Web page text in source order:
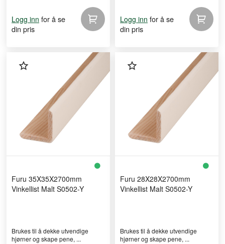
Logg inn for å se
din pris
Logg inn for å se
din pris
Furu 35X35X2700mm
Vinkellist Malt S0502-Y
Brukes til å dekke utvendige
hjørner og skape pene, ...
Furu 28X28X2700mm
Vinkellist Malt S0502-Y
Brukes til å dekke utvendige
hjørner og skape pene, ...